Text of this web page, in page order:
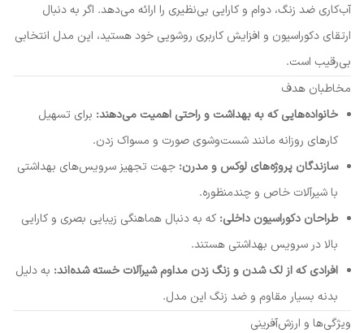
آب‌کاری ضد زنگ، دوام و کارایی بی‌نظیری را ارائه می‌دهد. اگر به دنبال
ارتقای دکوراسیون و افزایش کاربری روشویی خود هستید، این مدل انتخابی
بی‌رقیب است.
مخاطبان هدف
خانواده‌هایی که به بهداشت و راحتی اهمیت می‌دهند: برای تسهیل
کارهای روزانه مانند شست‌وشوی صورت و مسواک زدن.
سازندگان پروژه‌های لوکس و مدرن: جهت تجهیز سرویس‌های بهداشتی
با شیرآلات خاص و چندمنظوره.
طراحان دکوراسیون داخلی: که به دنبال هماهنگی زیبایی بصری و کارایی
بالا در سرویس بهداشتی هستند.
افرادی که از لک شدن و زنگ زدن مداوم شیرآلات خسته شده‌اند: به دلیل
بدنه بسیار مقاوم و ضد زنگ این مدل.
ویژگی‌ها و ارزش‌آفرینی